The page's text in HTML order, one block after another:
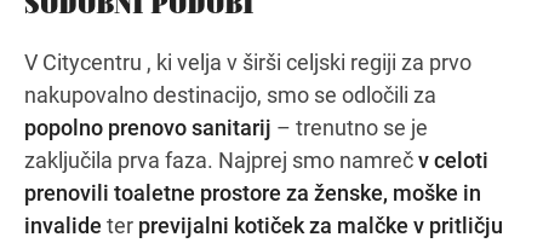
Navodila za pot
V Citycentru , ki velja v širši celjski regiji za prvo
nakupovalno destinacijo, smo se odločili za
popolno prenovo sanitarij – trenutno se je
zaključila prva faza. Najprej smo namrečv celoti
prenovili toaletne prostore za ženske, moške in
invalide ter previjalni kotiček za malčke v pritličju